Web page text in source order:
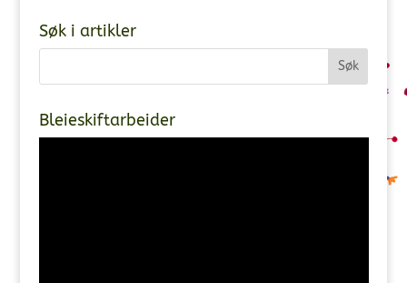
Søk i artikler
Bleieskiftarbeider